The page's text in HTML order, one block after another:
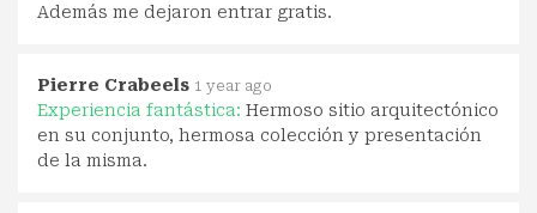
Además me dejaron entrar gratis.
Pierre Crabeels 1 year ago
Experiencia fantástica: Hermoso sitio arquitectónico
en su conjunto, hermosa colección y presentación
de la misma.